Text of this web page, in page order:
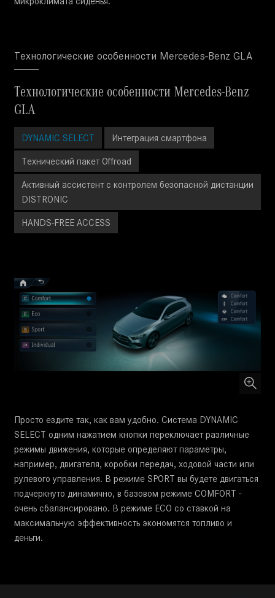
Технологические особенности Mercedes-Benz GLA
Технологические особенности Mercedes-Benz
GLA
DYNAMIC SELECT
Интеграция смартфона
Технический пакет Offroad
Активный ассистент с контролем безопасной дистанции
DISTRONIC
HANDS-FREE ACCESS
Просто ездите так, как вам удобно. Система DYNAMIC
SELECT одним нажатием кнопки переключает различные
режимы движения, которые определяют параметры,
например, двигателя, коробки передач, ходовой части или
рулевого управления. В режиме SPORT вы будете двигаться
подчеркнуто динамично, в базовом режиме COMFORT -
очень сбалансировано. В режиме ECO со ставкой на
максимальную эффективность экономятся топливо и
деньги.